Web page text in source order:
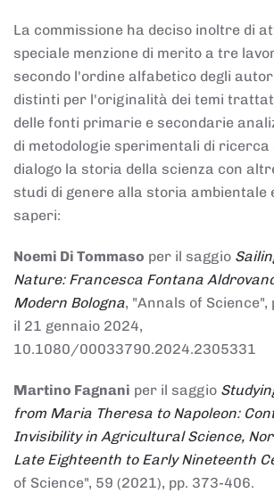
La commissione ha deciso inoltre di
speciale menzione di merito a tre
secondo l'ordine alfabetico degli
distinti per l'originalità dei temi
delle fonti primarie e secondarie
di metodologie sperimentali di ricerca
dialogo la storia della scienza con
studi di genere alla storia ambientale
saperi:
Noemi Di Tommaso per il saggio
Nature: Francesca Fontana
Modern Bologna, "Annals of
il 21 gennaio 2024,
10.1080/00033790.2024.2305331
Martino Fagnani per il saggio
from Maria Theresa to Napoleon:
Invisibility in Agricultural Science,
Late Eighteenth to Early Nineteenth
of Science", 59 (2021), pp. 373-406.